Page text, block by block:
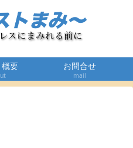
概要 お問合せ
mail